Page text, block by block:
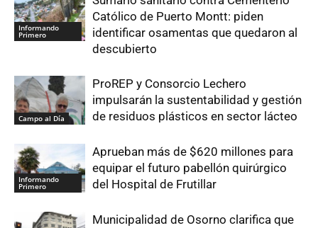
Informando
Primero
Católico de Puerto Montt: piden
identificar osamentas que quedaron al
descubierto
Campo al Día
ProREP y Consorcio Lechero
impulsarán la sustentabilidad y gestión
de residuos plásticos en sector lácteo
Informando
Primero
Aprueban más de $620 millones para
equipar el futuro pabellón quirúrgico
del Hospital de Frutillar
Municipalidad de Osorno clarifica que